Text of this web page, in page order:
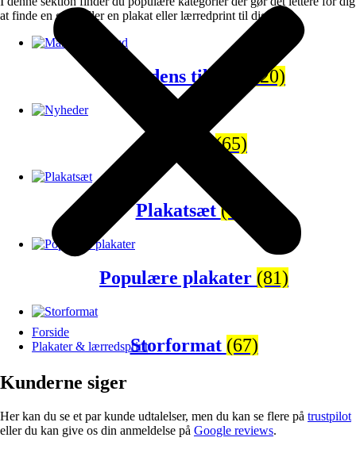
Forside
Plakater & lærredsprint
at finde en gave eller en plakat eller lærredprint til dig selv.
Månedens tilbud (120)
Nyheder(65)
Plakatsæt(43)
Populære plakater (81)
Storformat (67)
Kunderne siger
Her kan du se et par kunde udtalelser, men du kan se flere på trustpilot
eller du kan give os din anmeldelse på Google reviews.